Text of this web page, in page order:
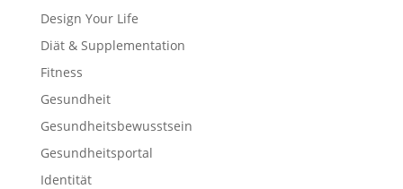
Design Your Life
Diät & Supplementation
Fitness
Gesundheit
Gesundheitsbewusstsein
Gesundheitsportal
Identität